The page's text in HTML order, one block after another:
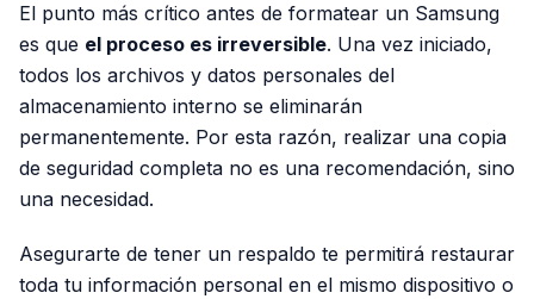
El punto más crítico antes de formatear un Samsung
es que el proceso es irreversible. Una vez iniciado,
todos los archivos y datos personales del
almacenamiento interno se eliminarán
permanentemente. Por esta razón, realizar una copia
de seguridad completa no es una recomendación, sino
una necesidad.
Asegurarte de tener un respaldo te permitirá restaurar
toda tu información personal en el mismo dispositivo o